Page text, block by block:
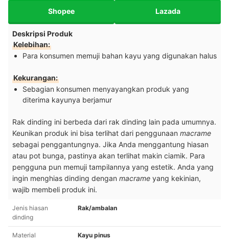
Shopee Lazada
Deskripsi Produk
Kelebihan:
Para konsumen memuji bahan kayu yang digunakan halus
Kekurangan:
Sebagian konsumen menyayangkan produk yang
diterima kayunya berjamur
Rak dinding ini berbeda dari rak dinding lain pada umumnya.
Keunikan produk ini bisa terlihat dari penggunaan macrame
sebagai penggantungnya. Jika Anda menggantung hiasan
atau pot bunga, pastinya akan terlihat makin ciamik. Para
pengguna pun memuji tampilannya yang estetik. Anda yang
ingin menghias dinding dengan macrame yang kekinian,
wajib membeli produk ini.
Jenis hiasan
dinding
Rak/ambalan
Material Kayu pinus